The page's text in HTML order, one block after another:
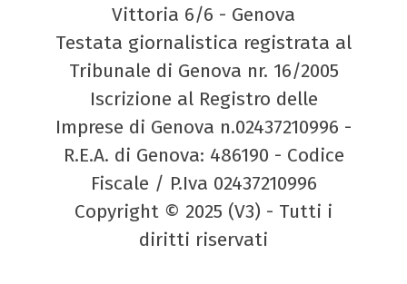
Vittoria 6/6 - Genova
Testata giornalistica registrata al
Tribunale di Genova nr. 16/2005
Iscrizione al Registro delle
Imprese di Genova n.02437210996 -
R.E.A. di Genova: 486190 - Codice
Fiscale / P.Iva 02437210996
Copyright © 2025 (V3) - Tutti i
diritti riservati